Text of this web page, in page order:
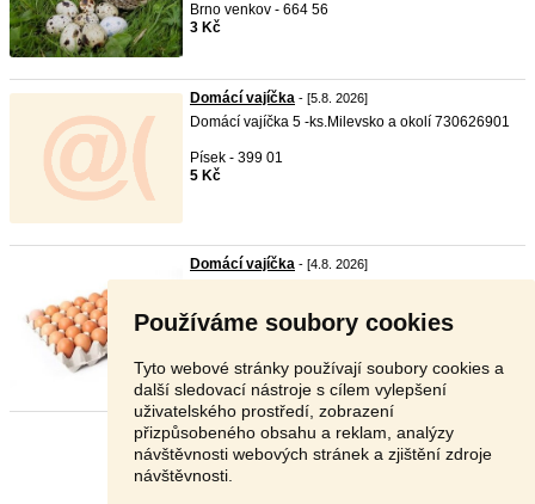
Používáme soubory cookies
Tyto webové stránky používají soubory cookies a
další sledovací nástroje s cílem vylepšení
uživatelského prostředí, zobrazení
přizpůsobeného obsahu a reklam, analýzy
návštěvnosti webových stránek a zjištění zdroje
návštěvnosti.
Brno venkov - 664 56
3 Kč
Domácí vajíčka - [5.8. 2026]
Domácí vajíčka 5 -ks.Milevsko a okolí 730626901
Písek - 399 01
5 Kč
Domácí vajíčka - [4.8. 2026]
Pardubice - 530 03
Stránka: 1 2 3 Další